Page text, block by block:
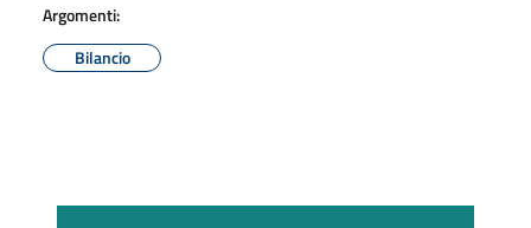
Argomenti:
Bilancio